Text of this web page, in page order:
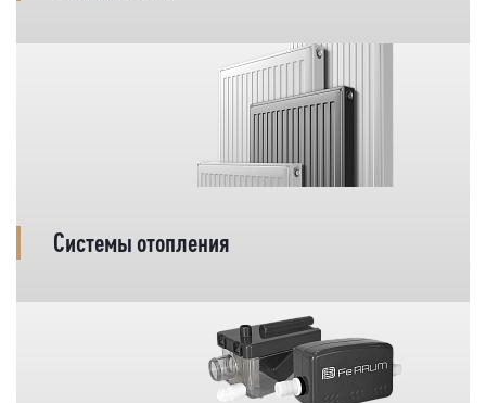
Системы отопления